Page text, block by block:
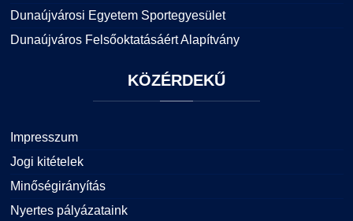
Dunaújvárosi Egyetem Sportegyesület
Dunaújváros Felsőoktatásáért Alapítvány
KÖZÉRDEKŰ
Impresszum
Jogi kitételek
Minőségirányítás
Nyertes pályázataink